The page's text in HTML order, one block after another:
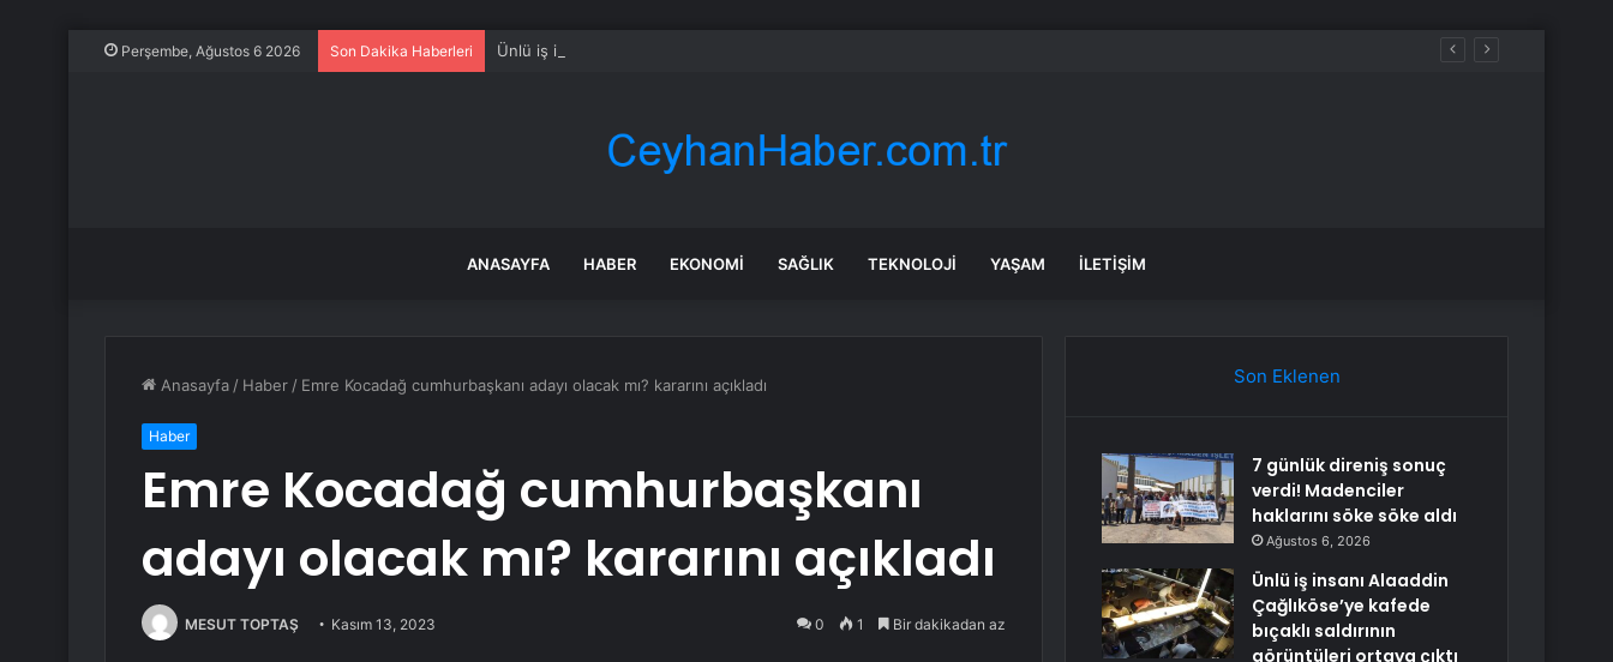
Perşembe, Ağustos 6 2026 Son Dakika Haberleri Ünlü iş insanı Alaaddin Çağlıköse’ye kafede bıçaklı saldırının görüntüleri ortaya çıktı
ANASAYFA HABER EKONOMI SAĞLIK TEKNOLOJI YAŞAM İLETIŞIM
Anasayfa / Haber / Emre Kocadağ cumhurbaşkanı adayı olacak mı? kararını açıkladı
Haber
Emre Kocadağ cumhurbaşkanı
adayı olacak mı? kararını açıkladı
MESUT TOPTAŞ Kasım 13, 2023 0 1 Bir dakikadan az
Son Eklenen
7 günlük direniş sonuç
verdi! Madenciler
haklarını söke söke aldı
Ağustos 6, 2026
Ünlü iş insanı Alaaddin
Çağlıköse’ye kafede
bıçaklı saldırının
görüntüleri ortaya çıktı